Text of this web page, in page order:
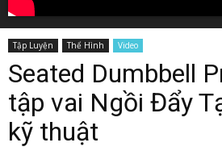
Tập Luyện Thể Hình Video
Seated Dumbbell
tập vai Ngồi Đẩy
kỹ thuật